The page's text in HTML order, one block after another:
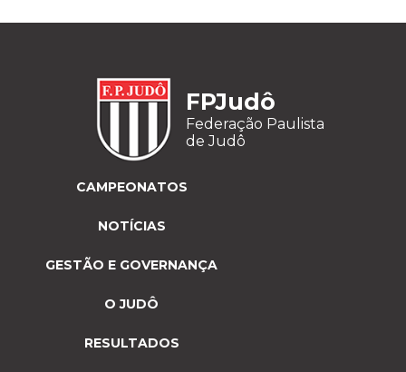
FPJudô
Federação Paulista
de Judô
CAMPEONATOS
NOTÍCIAS
GESTÃO E GOVERNANÇA
O JUDÔ
RESULTADOS